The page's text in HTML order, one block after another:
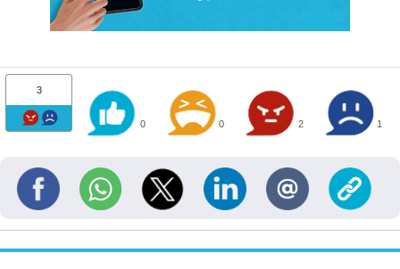
3
0 0 2 1